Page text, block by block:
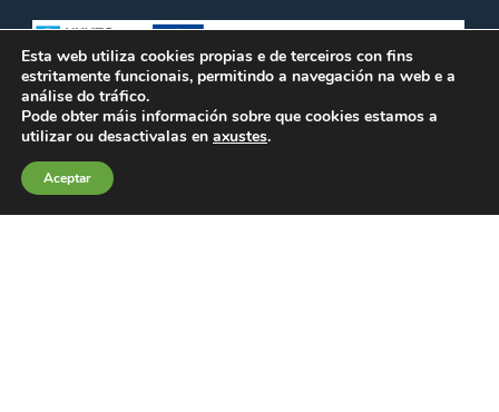
Esta web utiliza cookies propias e de terceiros con fins
estritamente funcionais, permitindo a navegación na web e a
análise do tráfico.
Pode obter máis información sobre que cookies estamos a
utilizar ou desactivalas en axustes.
Aceptar